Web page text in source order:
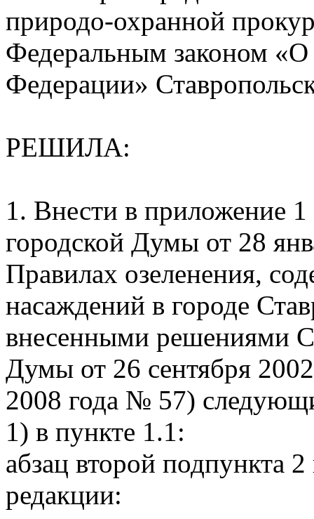
природо-охранной
Федеральным законом «О
Федерации»
РЕШИЛА:
1. Внести в приложение
городской Думы от 28
Правилах озеленения,
насаждений в городе
внесенными решениями
Думы от 26 сентября
2008 года № 57)
1) в пункте 1.1:
абзац второй подпункта
редакции: